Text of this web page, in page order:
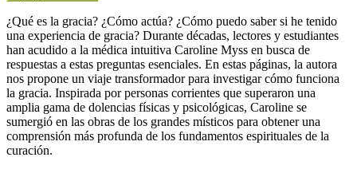
¿Qué es la gracia? ¿Cómo actúa? ¿Cómo puedo saber si he tenido
una experiencia de gracia? Durante décadas, lectores y estudiantes
han acudido a la médica intuitiva Caroline Myss en busca de
respuestas a estas preguntas esenciales. En estas páginas, la autora
nos propone un viaje transformador para investigar cómo funciona
la gracia. Inspirada por personas corrientes que superaron una
amplia gama de dolencias físicas y psicológicas, Caroline se
sumergió en las obras de los grandes místicos para obtener una
comprensión más profunda de los fundamentos espirituales de la
curación.